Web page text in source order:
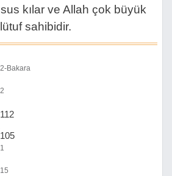
kılar ve Allah çok büyük
lütuf sahibidir.
2-Bakara
2
112
105
1
15